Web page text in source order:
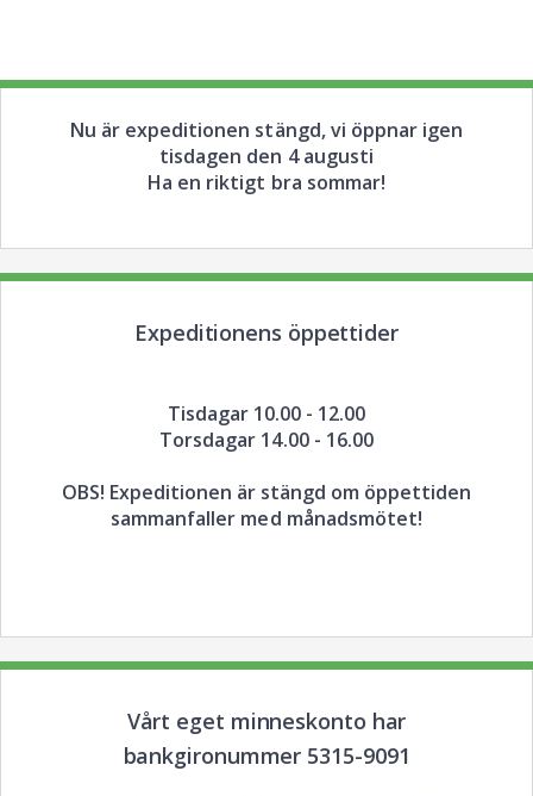
Nu är expeditionen stängd, vi öppnar igen
tisdagen den 4 augusti
Ha en riktigt bra sommar!
Expeditionens öppettider
Tisdagar 10.00 - 12.00
Torsdagar 14.00 - 16.00
OBS! Expeditionen är stängd om öppettiden
sammanfaller med månadsmötet!
Vårt eget minneskonto har
bankgironummer 5315-9091